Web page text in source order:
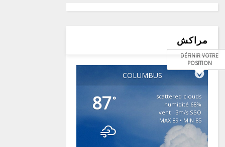
مراكش
COLUMBUS
DÉFINIR VOTRE
POSITION
87°
scattered clouds
68% humidité
vent : 3m/s SSO
MAX 89 • MIN 85